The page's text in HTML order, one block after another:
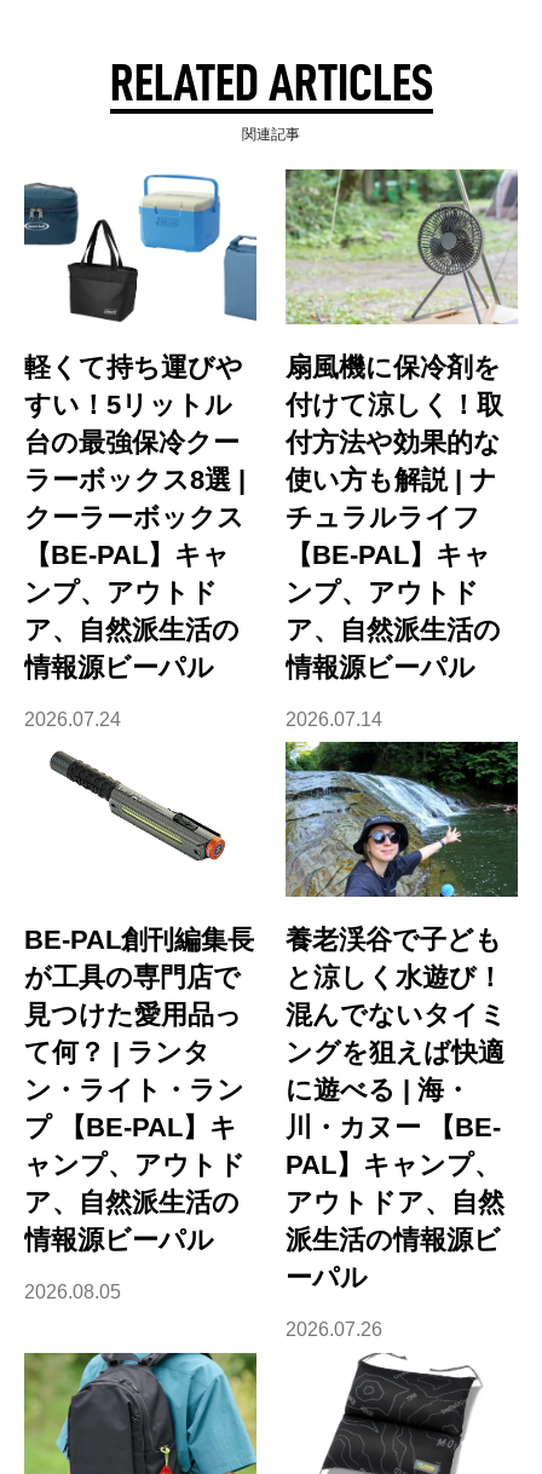
RELATED ARTICLES
関連記事
軽くて持ち運びや
すい！5リットル
台の最強保冷クー
ラーボックス8選 |
クーラーボックス
【BE-PAL】キャ
ンプ、アウトド
ア、自然派生活の
情報源ビーパル
2026.07.24
扇風機に保冷剤を
付けて涼しく！取
付方法や効果的な
使い方も解説 | ナ
チュラルライフ
【BE-PAL】キャ
ンプ、アウトド
ア、自然派生活の
情報源ビーパル
2026.07.14
BE-PAL創刊編集長
が工具の専門店で
見つけた愛用品っ
て何？ | ランタ
ン・ライト・ラン
プ 【BE-PAL】キ
ャンプ、アウトド
ア、自然派生活の
情報源ビーパル
2026.08.05
養老渓谷で子ども
と涼しく水遊び！
混んでないタイミ
ングを狙えば快適
に遊べる | 海・
川・カヌー 【BE-
PAL】キャンプ、
アウトドア、自然
派生活の情報源ビ
ーパル
2026.07.26